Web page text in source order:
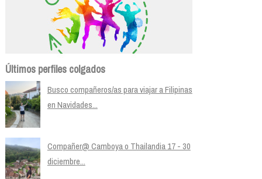
Últimos perfiles colgados
Busco compañeros/as para viajar a Filipinas
en Navidades...
Compañer@ Camboya o Thailandia 17 - 30
diciembre...